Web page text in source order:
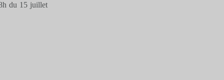
du 15 juillet